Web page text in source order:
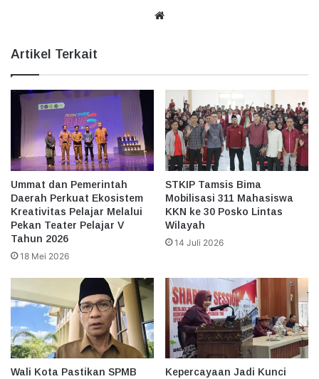
Artikel Terkait
Ummat dan Pemerintah
Daerah Perkuat Ekosistem
Kreativitas Pelajar Melalui
Pekan Teater Pelajar V
Tahun 2026
18 Mei 2026
STKIP Tamsis Bima
Mobilisasi 311 Mahasiswa
KKN ke 30 Posko Lintas
Wilayah
14 Juli 2026
Wali Kota Pastikan SPMB
Kepercayaan Jadi Kunci